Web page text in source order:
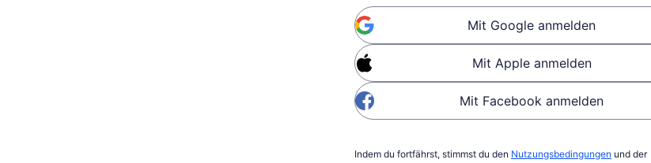
Mit Google anmelden
Mit Apple anmelden
Mit Facebook anmelden
Indem du fortfährst, stimmst du den Nutzungsbedingungen und der